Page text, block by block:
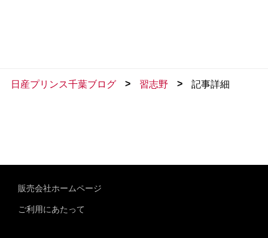
日産プリンス千葉ブログ > 習志野 > 記事詳細
販売会社ホームページ
ご利用にあたって